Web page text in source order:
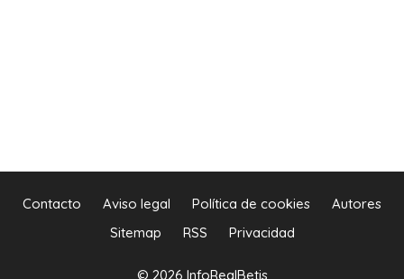
Contacto Aviso legal Política de cookies
Autores
Sitemap
RSS Privacidad
© 2026 InfoRealBetis